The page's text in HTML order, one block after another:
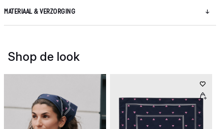
MATERIAAL & VERZORGING
Shop de look